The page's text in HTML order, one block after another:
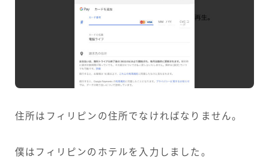
住所はフィリピンの住所でなければなりません。
僕はフィリピンのホテルを入力しました。